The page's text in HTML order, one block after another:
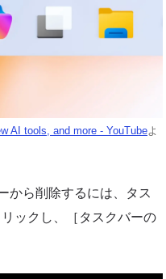
AI tools, and more - YouTubeよ
から削除するには、タス
ックし、［タスクバーの